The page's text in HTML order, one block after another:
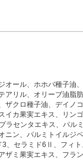
オール、ホホバ種子油
アリル、オリーブ油脂
ザクロ種子油、デイノ
イカ果実エキス、リン
ラセンタエキス、パル
ニン、パルミトイルジ
、セラミド6Ⅱ、フィ
ザミ果実エキス、フラ